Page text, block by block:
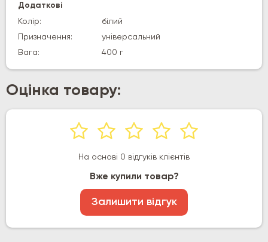
Додаткові
Колір:
білий
Призначення:
універсальний
Вага:
400 г
Оцінка товару:
На основі 0 відгуків клієнтів
Вже купили товар?
Залишити відгук